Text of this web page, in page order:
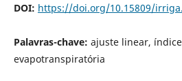
DOI: https://doi.org/10.15809/
Palavras-chave: ajuste linear,
evapotranspiratória